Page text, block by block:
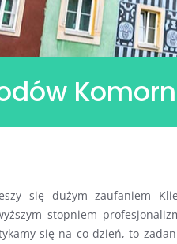
się dużym zaufaniem
stopniem
się na co dzień, to